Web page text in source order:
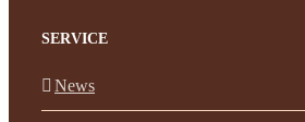
SERVICE
News